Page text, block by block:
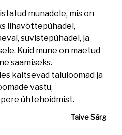
munadele, mis on
lihavõttepühadel,
suvistepühadel, ja
Kuid mune on maetud
saamiseks.
kaitsevad taluloomad ja
vastu,
ühtehoidmist.
Taive Särg